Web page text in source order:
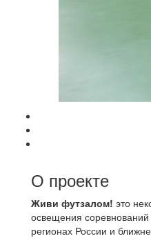
О проекте
Живи футзалом! это
освещения
регионах России и